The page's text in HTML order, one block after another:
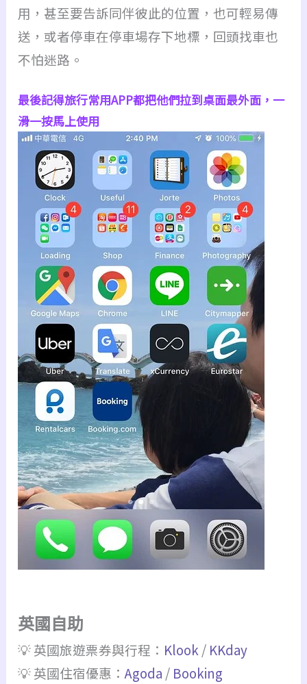
用，甚至要告訴同伴彼此的位置，也可輕易傳
送，或者停車在停車場存下地標，回頭找車也
不怕迷路。
最後記得旅行常用APP都把他們拉到桌面最外面，一
滑一按馬上使用
英國自助
💡 英國旅遊票券與行程： Klook / KKday
💡 英國住宿優惠：Agoda / Booking